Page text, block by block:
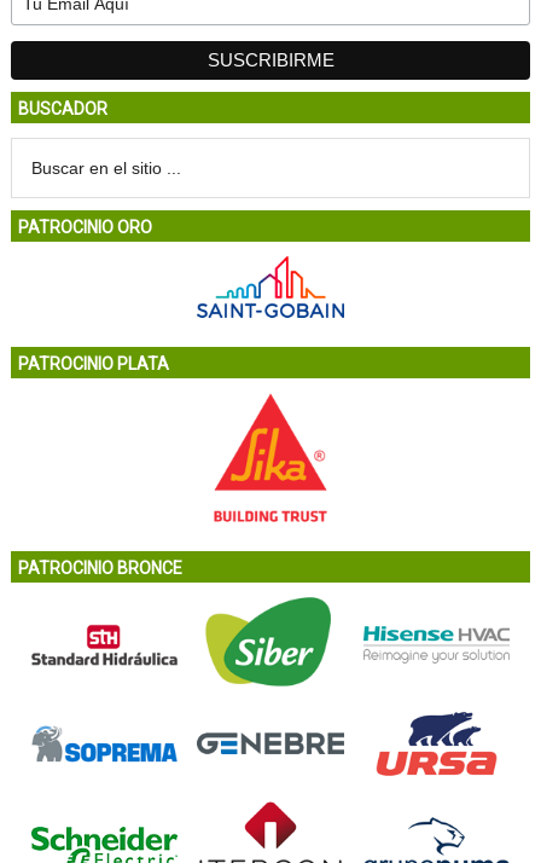
BUSCADOR
PATROCINIO ORO
PATROCINIO PLATA
PATROCINIO BRONCE